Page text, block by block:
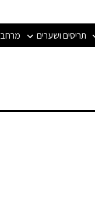
תריסים ושערים מרחב